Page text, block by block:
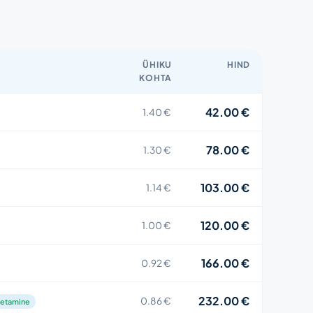
ÜHIKU
KOHTA
HIND
1.40 € 42.00 €
1.30 € 78.00 €
1.14 € 103.00 €
1.00 € 120.00 €
0.92 € 166.00 €
0.86 € 232.00 €